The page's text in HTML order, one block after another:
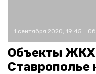
1 сентября 2020, 19:45
Объекты ЖКХ
Ставрополье